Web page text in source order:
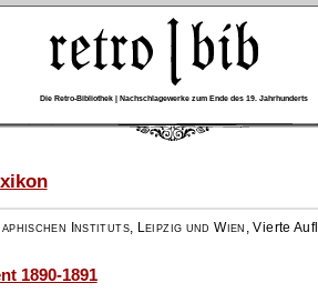
Die Retro-Bibliothek | Nachschlagewerke zum Ende des 19. Jahrhunderts
Instituts, Leipzig und Wien ,Vierte
1890-1891